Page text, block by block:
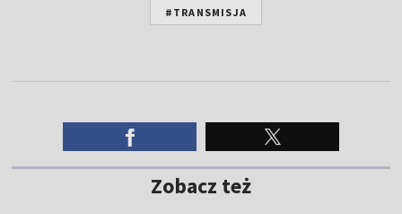
#TRANSMISJA
Zobacz też